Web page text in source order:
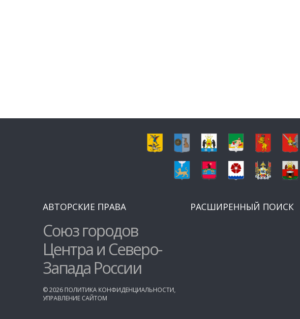
АВТОРСКИЕ ПРАВА
Союз городов
Центра и Северо-
Запада России
©2026 ПОЛИТИКА КОНФИДЕНЦИАЛЬНОСТИ,
УПРАВЛЕНИЕ САЙТОМ
РАСШИРЕННЫЙ ПОИСК